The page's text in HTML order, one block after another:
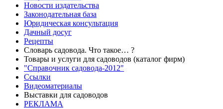
Новости издательства
Законодательная база
Юридическая консультация
Дачный досуг
Рецепты
Словарь садовода. Что такое… ?
Товары и услуги для садоводов (каталог фирм)
"Справочник садовода-2012"
Ссылки
Видеоматериалы
Выставки для садоводов
РЕКЛАМА